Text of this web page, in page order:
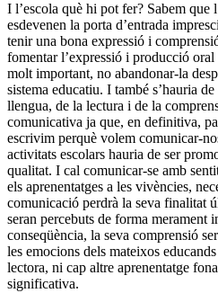
I l’escola què hi pot fer? Sabem que
esdevenen la porta d’entrada
tenir una bona expressió i
fomentar l’expressió i producció
molt important, no abandonar-la
sistema educatiu. I també s’hauria
llengua, de la lectura i de la
comunicativa ja que, en definitiva,
escrivim perquè volem comunicar-
activitats escolars hauria de ser
qualitat. I cal comunicar-se amb
els aprenentatges a les vivències,
comunicació perdrà la seva finalitat
seran percebuts de forma merament
conseqüència, la seva comprensió
les emocions dels mateixos
lectora, ni cap altre aprenentatge
significativa.